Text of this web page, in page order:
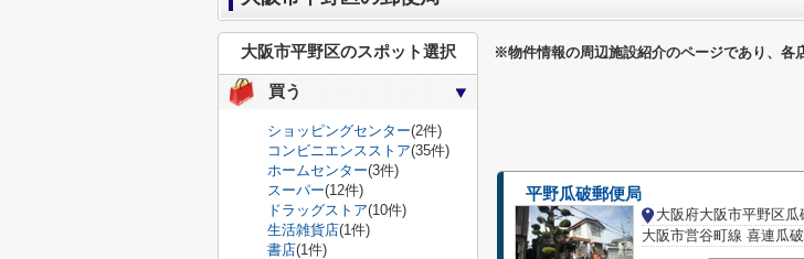
※物件情報の周辺施設紹介のページであり、各
平野瓜破郵便局
大阪府大阪市平野区瓜
大阪市営谷町線 喜連瓜
大阪市平野区のスポット選択
買う
ショッピングセンター(2件)
コンビニエンスストア(35件)
ホームセンター(3件)
スーパー(12件)
ドラッグストア(10件)
生活雑貨店(1件)
書店(1件)